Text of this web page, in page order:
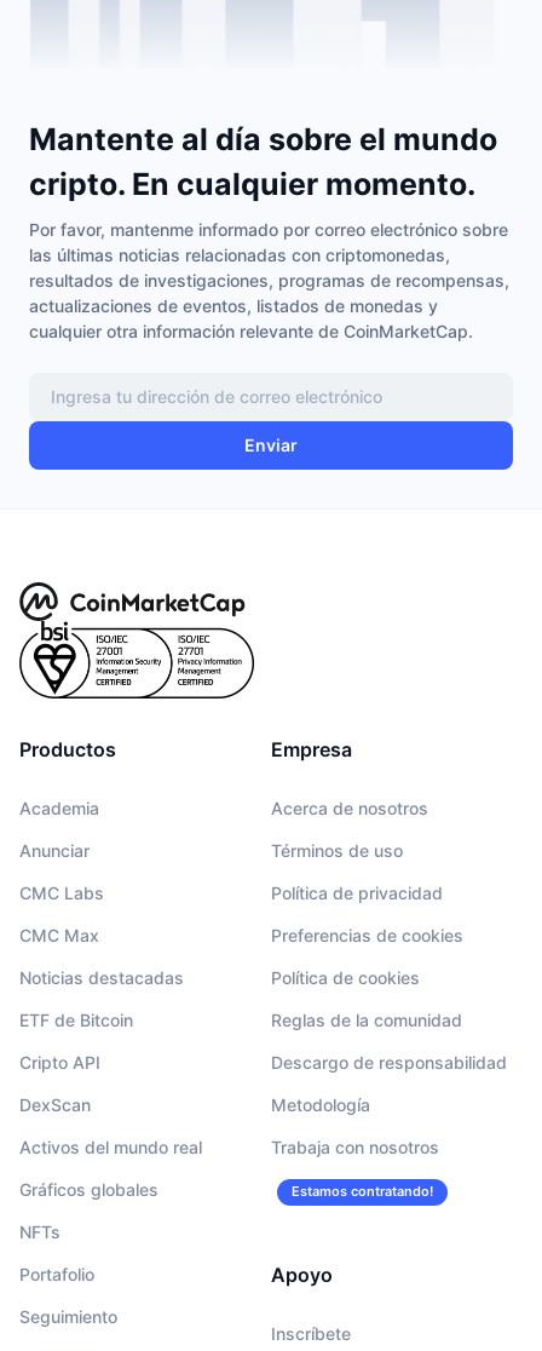
en Synthetix
información disponible en GMX
Mantente al día sobre el mundo
cripto. En cualquier momento.
Por favor, mantenme informado por correo electrónico sobre
las últimas noticias relacionadas con criptomonedas,
resultados de investigaciones, programas de recompensas,
actualizaciones de eventos, listados de monedas y
cualquier otra información relevante de CoinMarketCap.
Enviar
Productos
Academia
Anunciar
CMC Labs
CMC Max
Noticias destacadas
ETF de Bitcoin
Cripto API
DexScan
Activos del mundo real
Gráficos globales
NFTs
Portafolio
Seguimiento
Empresa
Acerca de nosotros
Términos de uso
Política de privacidad
Preferencias de cookies
Política de cookies
Reglas de la comunidad
Descargo de responsabilidad
Metodología
Trabaja con nosotros
Estamos contratando!
Apoyo
Inscríbete